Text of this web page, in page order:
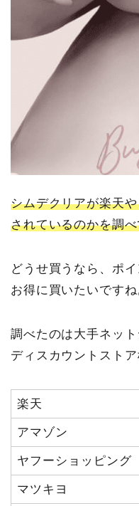
シムデクリアが楽天
されているのかを調
どうせ買うなら、ポ
お得に買いたいですね
調べたのは大手ネッ
ディスカウントスト
楽天
アマゾン
ヤフーショッピング
マツキヨ